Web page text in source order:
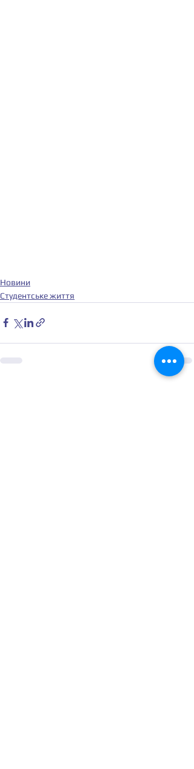
Новини
Студентське життя